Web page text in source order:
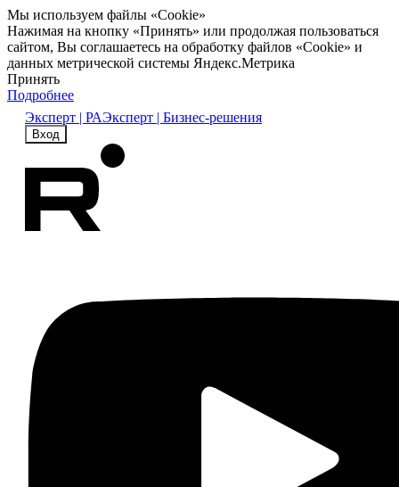
Мы используем файлы «Cookie»
Нажимая на кнопку «Принять» или продолжая пользоваться
сайтом, Вы соглашаетесь на обработку файлов «Cookie» и
данных метрической системы Яндекс.Метрика
Принять
Подробнее
Эксперт | РАЭксперт | Бизнес-решения
Вход